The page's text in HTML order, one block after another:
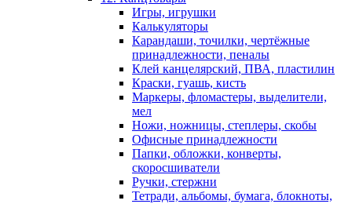
Игры, игрушки
Калькуляторы
Карандаши, точилки, чертёжные
принадлежности, пеналы
Клей канцелярский, ПВА, пластилин
Краски, гуашь, кисть
Маркеры, фломастеры, выделители,
мел
Ножи, ножницы, степлеры, скобы
Офисные принадлежности
Папки, обложки, конверты,
скоросшиватели
Ручки, стержни
Тетради, альбомы, бумага, блокноты,